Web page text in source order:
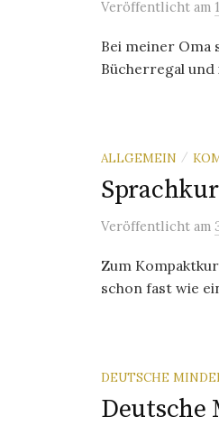
Veröffentlicht am
Bei meiner Oma
Bücherregal und
ALLGEMEIN /
Veröffentlicht am
Zum
schon fast wie
DEUTSCHE
Deutsche